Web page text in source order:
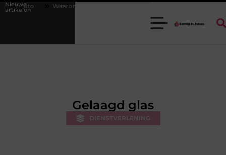
Nieuwe
artikelen
een goede stukadoorgroothandel het werk van de stukadoor
Gelaagd glas
DIENSTVERLENING